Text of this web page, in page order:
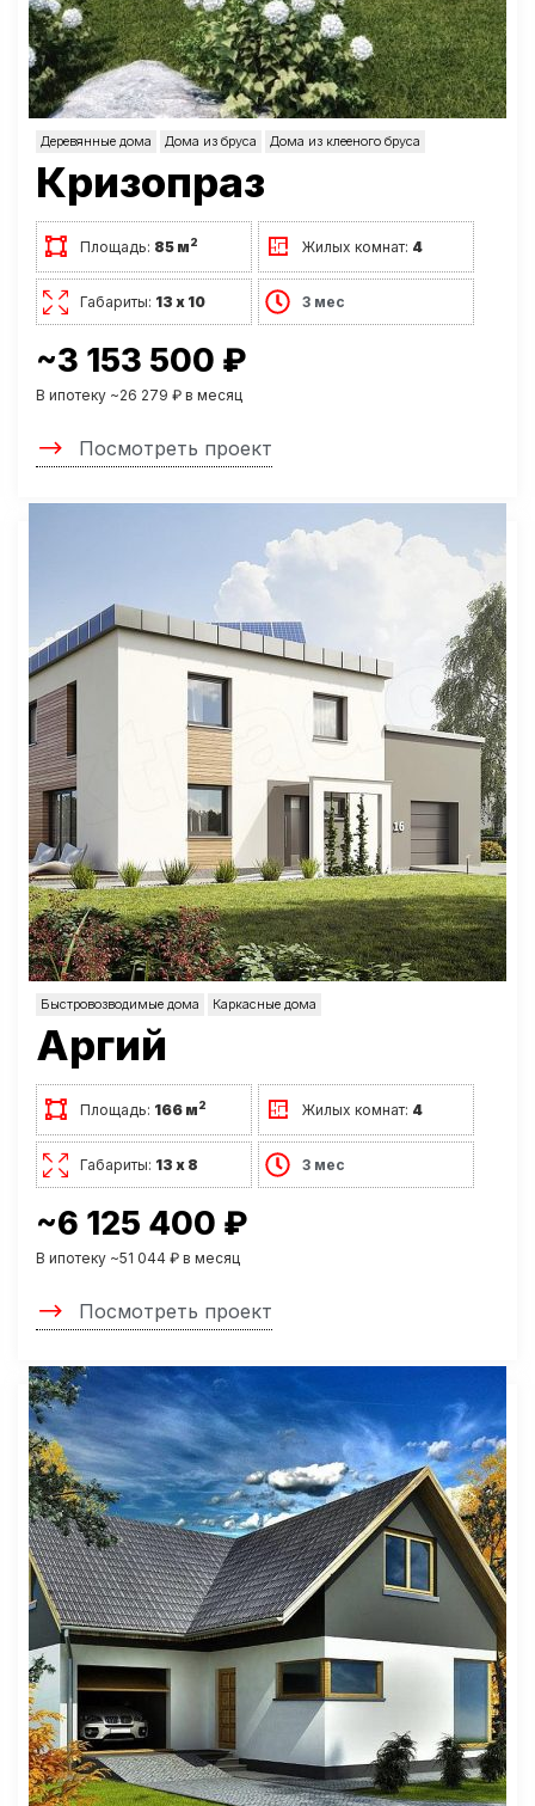
Деревянные дома Дома из бруса Дома из клееного бруса
Кризопраз
Площадь: 85 м2 Жилых комнат: 4
Габариты: 13 х 10 3 мес
~3 153 500 ₽
В ипотеку ~26 279 ₽ в месяц
Посмотреть проект
Быстровозводимые дома Каркасные дома
Аргий
Площадь: 166 м2 Жилых комнат: 4
Габариты: 13 х 8 3 мес
~6 125 400 ₽
В ипотеку ~51 044 ₽ в месяц
Посмотреть проект